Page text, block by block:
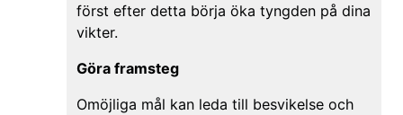
först efter detta börja öka tyngden på dina
vikter.
Göra framsteg
Omöjliga mål kan leda till besvikelse och